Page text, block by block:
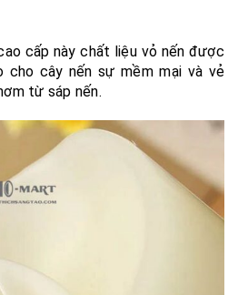
cấp này chất liệu vỏ nến được
cho cây nến sự mềm mại và vẻ
từ sáp nến.